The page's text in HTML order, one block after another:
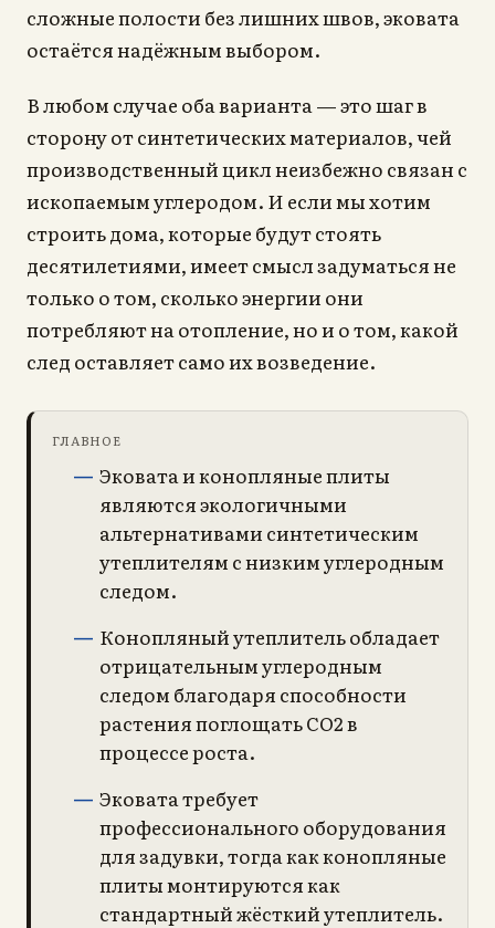
сложные полости без лишних швов, эковата
остаётся надёжным выбором.
В любом случае оба варианта — это шаг в
сторону от синтетических материалов, чей
производственный цикл неизбежно связан с
ископаемым углеродом. И если мы хотим
строить дома, которые будут стоять
десятилетиями, имеет смысл задуматься не
только о том, сколько энергии они
потребляют на отопление, но и о том, какой
след оставляет само их возведение.
ГЛАВНОЕ
Эковата и конопляные плиты
являются экологичными
альтернативами синтетическим
утеплителям с низким углеродным
следом.
Конопляный утеплитель обладает
отрицательным углеродным
следом благодаря способности
растения поглощать CO2 в
процессе роста.
Эковата требует
профессионального оборудования
для задувки, тогда как конопляные
плиты монтируются как
стандартный жёсткий утеплитель.